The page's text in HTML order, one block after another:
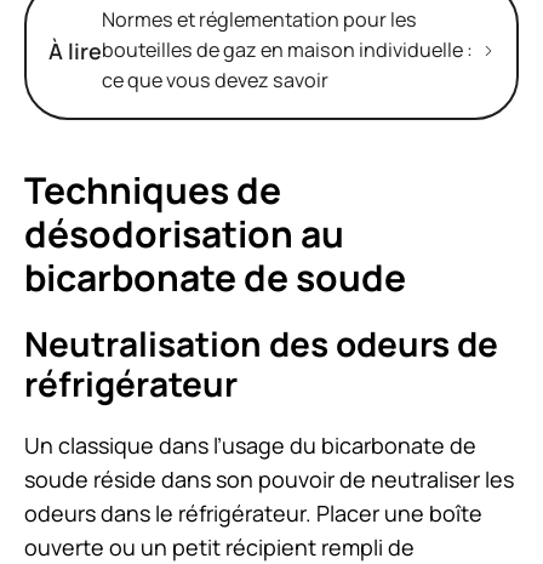
À lire
Normes et réglementation pour les
bouteilles de gaz en maison individuelle :
ce que vous devez savoir
Techniques de
désodorisation au
bicarbonate de soude
Neutralisation des odeurs de
réfrigérateur
Un classique dans l’usage du bicarbonate de
soude réside dans son pouvoir de neutraliser les
odeurs dans le réfrigérateur. Placer une boîte
ouverte ou un petit récipient rempli de